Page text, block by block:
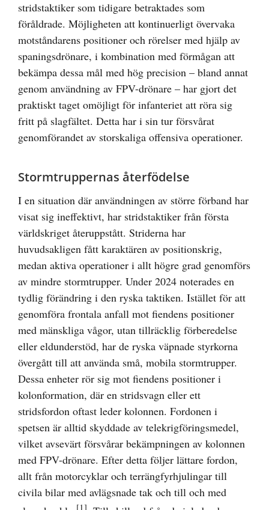
stridstaktiker som tidigare betraktades som
föråldrade. Möjligheten att kontinuerligt övervaka
motståndarens positioner och rörelser med hjälp av
spaningsdrönare, i kombination med förmågan att
bekämpa dessa mål med hög precision – bland annat
genom användning av FPV-drönare – har gjort det
praktiskt taget omöjligt för infanteriet att röra sig
fritt på slagfältet. Detta har i sin tur försvårat
genomförandet av storskaliga offensiva operationer.
Stormtruppernas återfödelse
I en situation där användningen av större förband har
visat sig ineffektivt, har stridstaktiker från första
världskriget återuppstått. Striderna har
huvudsakligen fått karaktären av positionskrig,
medan aktiva operationer i allt högre grad genomförs
av mindre stormtrupper. Under 2024 noterades en
tydlig förändring i den ryska taktiken. Istället för att
genomföra frontala anfall mot fiendens positioner
med mänskliga vågor, utan tillräcklig förberedelse
eller eldunderstöd, har de ryska väpnade styrkorna
övergått till att använda små, mobila stormtrupper.
Dessa enheter rör sig mot fiendens positioner i
kolonformation, där en stridsvagn eller ett
stridsfordon oftast leder kolonnen. Fordonen i
spetsen är alltid skyddade av telekrigföringsmedel,
vilket avsevärt försvårar bekämpningen av kolonnen
med FPV-drönare. Efter detta följer lättare fordon,
allt från motorcyklar och terrängfyrhjulingar till
civila bilar med avlägsnade tak och till och med
[1]